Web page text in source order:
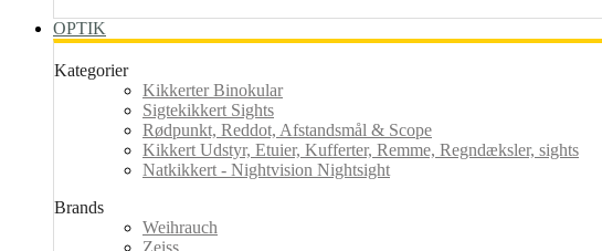
OPTIK
Kategorier
Kikkerter Binokular
Sigtekikkert Sights
Rødpunkt, Reddot, Afstandsmål & Scope
Kikkert Udstyr, Etuier, Kufferter, Remme, Regndæksler, sights
Natkikkert - Nightvision Nightsight
Brands
Weihrauch
Zeiss